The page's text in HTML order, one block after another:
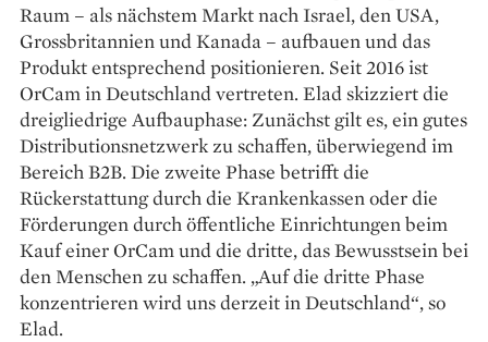
Raum – als nächstem Markt nach Israel, den USA,
Grossbritannien und Kanada – aufbauen und das
Produkt entsprechend positionieren. Seit 2016 ist
OrCam in Deutschland vertreten. Elad skizziert die
dreigliedrige Aufbauphase: Zunächst gilt es, ein gutes
Distributionsnetzwerk zu schaffen, überwiegend im
Bereich B2B. Die zweite Phase betrifft die
Rückerstattung durch die Krankenkassen oder die
Förderungen durch öffentliche Einrichtungen beim
Kauf einer OrCam und die dritte, das Bewusstsein bei
den Menschen zu schaffen. „Auf die dritte Phase
konzentrieren wird uns derzeit in Deutschland“, so
Elad.